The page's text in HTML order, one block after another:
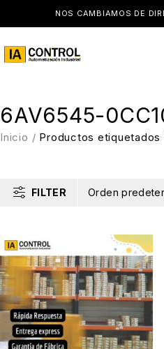
NOS CAMBIAMOS DE
6AV6545-
Inicio / Productos etiquetados
FILTER Orden